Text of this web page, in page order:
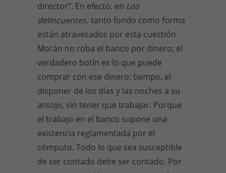
director”. En efecto, en Los
delincuentes, tanto fondo como forma
están atravesados por esta cuestión.
Morán no roba el banco por dinero; el
verdadero botín es lo que puede
comprar con ese dinero: tiempo, el
disponer de los días y las noches a su
antojo, sin tener que trabajar. Porque
el trabajo en el banco supone una
existencia reglamentada por el
cómputo. Todo lo que sea susceptible
de ser contado debe ser contado. Por